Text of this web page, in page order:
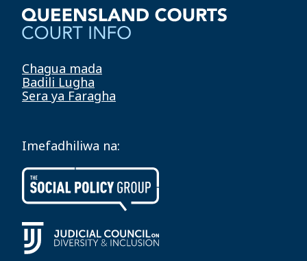
Chagua mada
Badili Lugha
Sera ya Faragha
Imefadhiliwa na: